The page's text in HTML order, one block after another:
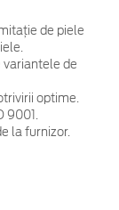
de piele
variantele de
optime.
9001.
la furnizor.